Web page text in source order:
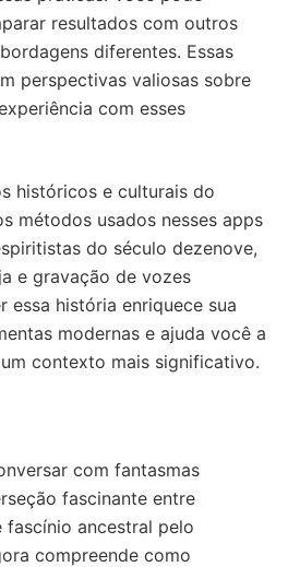
resultados com outros
diferentes. Essas
perspectivas valiosas sobre
com esses
históricos e culturais do
métodos usados nesses apps
do século dezenove,
e gravação de vozes
essa história enriquece sua
modernas e ajuda você a
contexto mais significativo.
com fantasmas
fascinante entre
ancestral pelo
compreende como